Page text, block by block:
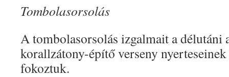
Tombolasorsolás
A tombolasorsolás izgalmait a délutáni
korallzátony-építő verseny
fokoztuk.